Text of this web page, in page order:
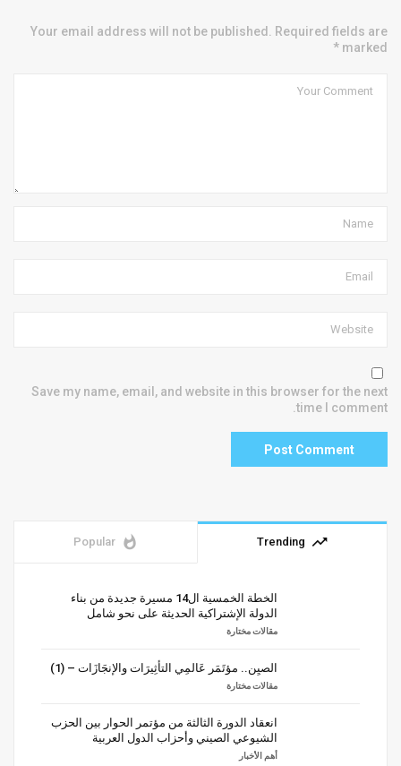
Your email address will not be published. Required fields are
marked *
Save my name, email, and website in this browser for the next
time I comment.
trending_up
Trending
whatshot
Popular
الخطة الخمسية ال14 مسيرة جديدة من بناء
الدولة الإشتراكية الحديثة على نحو شامل
مقالات مختارة
الصيِن.. مؤتَمَر عَالمِي التأثِيرَات والإنجَازَات – (1)
مقالات مختارة
انعقاد الدورة الثالثة من مؤتمر الحوار بين الحزب
الشيوعي الصيني وأحزاب الدول العربية
أهم الأخبار